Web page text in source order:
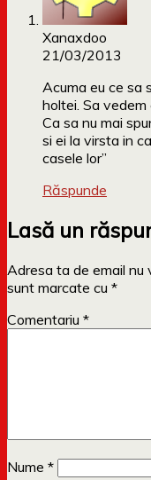
Xanaxdoo
21/03/2013
Acuma eu ce sa
holtei. Sa
Ca sa nu mai
si ei la virsta in
casele lor”
Răspunde
Lasă un
Adresa ta de email nu
sunt marcate cu *
Comentariu *
Nume *